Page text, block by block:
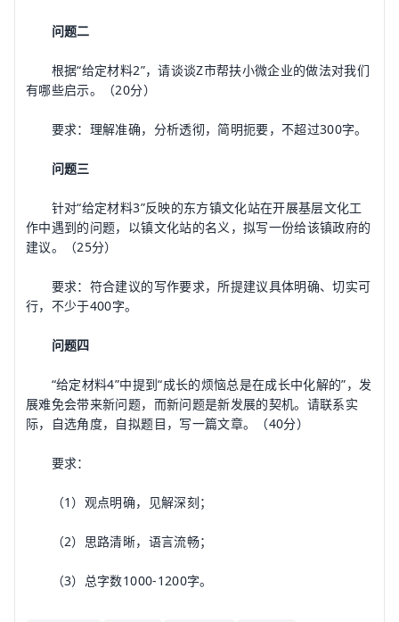
问题二
根据“给定材料2”，请谈谈Z市帮扶小微企业的做法对我们
有哪些启示。（20分）
要求：理解准确，分析透彻，简明扼要，不超过300字。
问题三
针对“给定材料3”反映的东方镇文化站在开展基层文化工
作中遇到的问题，以镇文化站的名义，拟写一份给该镇政府的
建议。（25分）
要求：符合建议的写作要求，所提建议具体明确、切实可
行，不少于400字。
问题四
“给定材料4”中提到“成长的烦恼总是在成长中化解的”，发
展难免会带来新问题，而新问题是新发展的契机。请联系实
际，自选角度，自拟题目，写一篇文章。（40分）
要求：
（1）观点明确，见解深刻；
（2）思路清晰，语言流畅；
（3）总字数1000-1200字。